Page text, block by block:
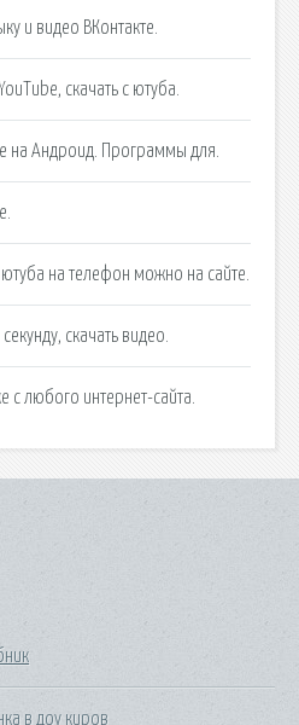
и видео ВКонтакте.
скачать с ютуба.
на Андроид. Программы для.
на телефон можно на сайте.
скачать видео.
с любого интернет-сайта.
в доу киров